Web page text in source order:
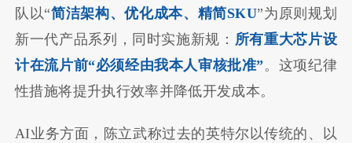
队以“简洁架构、优化成本、精简SKU”为原则规划
新一代产品系列，同时实施新规： 所有重大芯片设
计在流片前“必须经由我本人审核批准”。这项纪律
性措施将提升执行效率并降低开发成本。
AI业务方面，陈立武称过去的英特尔以传统的、以